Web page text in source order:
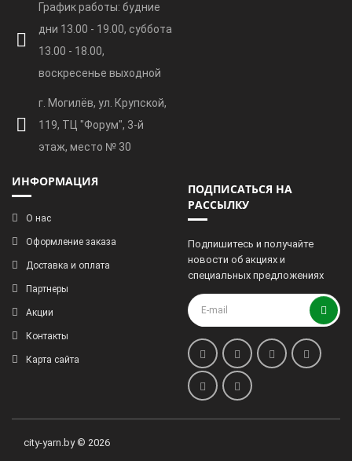
График работы: будние
дни 13.00 - 19.00, суббота
13.00 - 18.00,
воскресенье выходной
г. Могилёв, ул. Крупской,
119, ТЦ "Форум", 3-й
этаж, место № 30
ИНФОРМАЦИЯ
О нас
Оформление заказа
Доставка и оплата
Партнеры
Акции
Контакты
Карта сайта
ПОДПИСАТЬСЯ НА
РАССЫЛКУ
Подпишитесь и получайте
новости об акциях и
специальных предложениях
city-yarn.by © 2026